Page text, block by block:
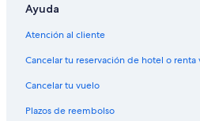
Ayuda
Atención al cliente
Cancelar tu reservación de hotel o renta
Cancelar tu vuelo
Plazos de reembolso